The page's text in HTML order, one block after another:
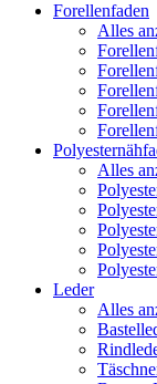
Forellenfaden
Alles
Alles
Leder
Alles